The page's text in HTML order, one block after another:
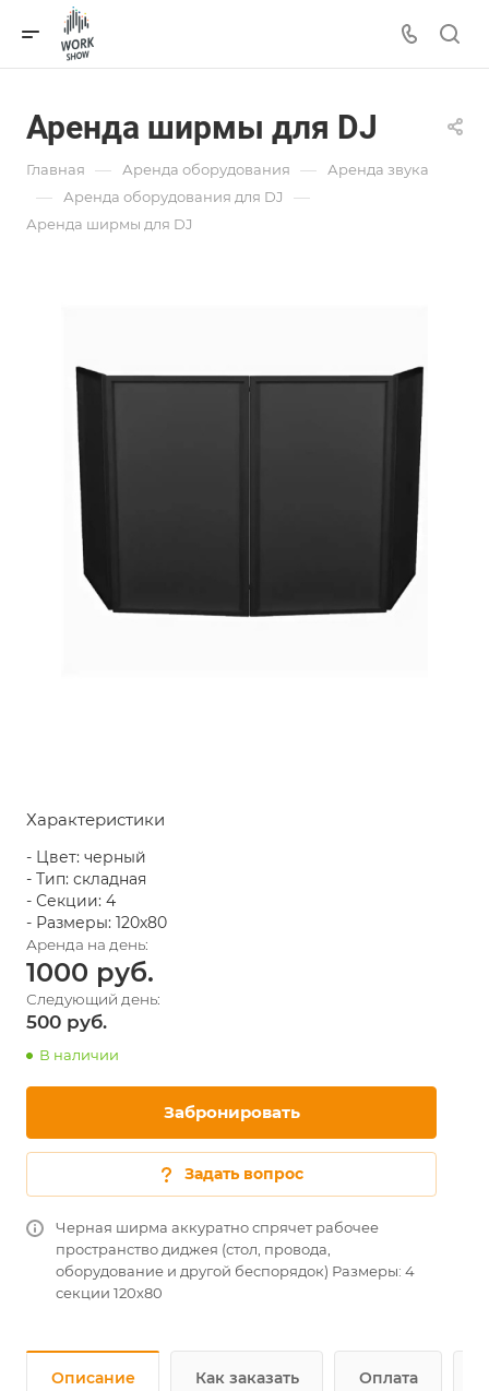
Аренда ширмы для DJ
Главная — Аренда оборудования — Аренда звука
— Аренда оборудования для DJ —
Аренда ширмы для DJ
Характеристики
- Цвет: черный
- Тип: складная
- Секции: 4
- Размеры: 120х80
1000
500
В наличии
Забронировать
Задать вопрос
Черная ширма аккуратно спрячет рабочее
пространство диджея (стол, провода,
оборудование и другой беспорядок) Размеры: 4
секции 120х80
Описание Как заказать Оплата